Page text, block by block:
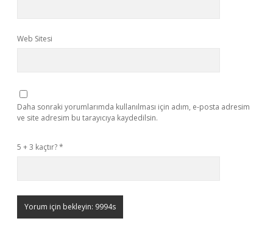
Web Sitesi
Daha sonraki yorumlarımda kullanılması için adım, e-posta adresim
ve site adresim bu tarayıcıya kaydedilsin.
5 + 3 kaçtır?*